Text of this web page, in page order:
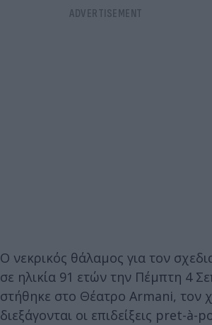
Ο νεκρικός θάλαμος για τον
σε ηλικία 91 ετών την Πέμπτη 4
στήθηκε στο Θέατρο Armani, τον
διεξάγονται οι επιδείξεις pret-à-